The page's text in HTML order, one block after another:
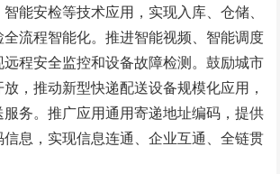
能安检等技术应用，实现入库、仓储、
流程智能化。推进智能视频、智能调度
程安全监控和设备故障检测。鼓励城市
，推动新型快递配送设备规模化应用，
务。推广应用通用寄递地址编码，提供
息，实现信息连通、企业互通、全链贯